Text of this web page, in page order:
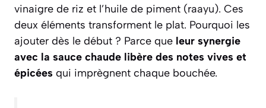
vinaigre de riz et l’huile de piment (raayu). Ces
deux éléments transforment le plat. Pourquoi les
ajouter dès le début ? Parce que leur synergie
avec la sauce chaude libère des notes vives et
épicées qui imprègnent chaque bouchée.